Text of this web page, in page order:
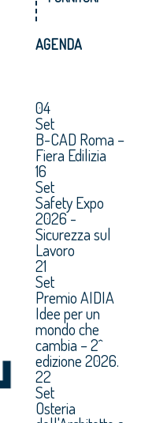
AGENDA
04
Set
B-CAD Roma –
Fiera Edilizia
16
Set
Safety Expo
2026 -
Sicurezza sul
Lavoro
21
Set
Premio AIDIA
Idee per un
mondo che
cambia – 2^
edizione 2026.
22
Set
Osteria